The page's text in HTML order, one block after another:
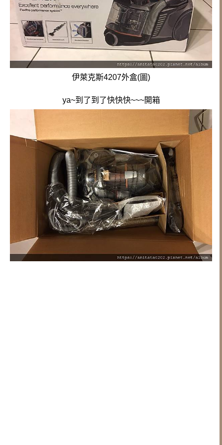
伊萊克斯4207外盒(圖)
ya~到了到了快快快~~~開箱